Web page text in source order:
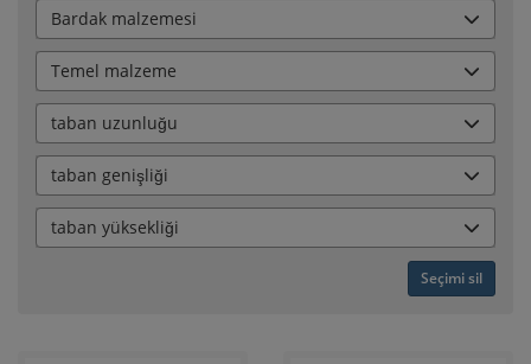
Bardak malzemesi
Temel malzeme
taban uzunluğu
taban genişliği
taban yüksekliği
Seçimi sil